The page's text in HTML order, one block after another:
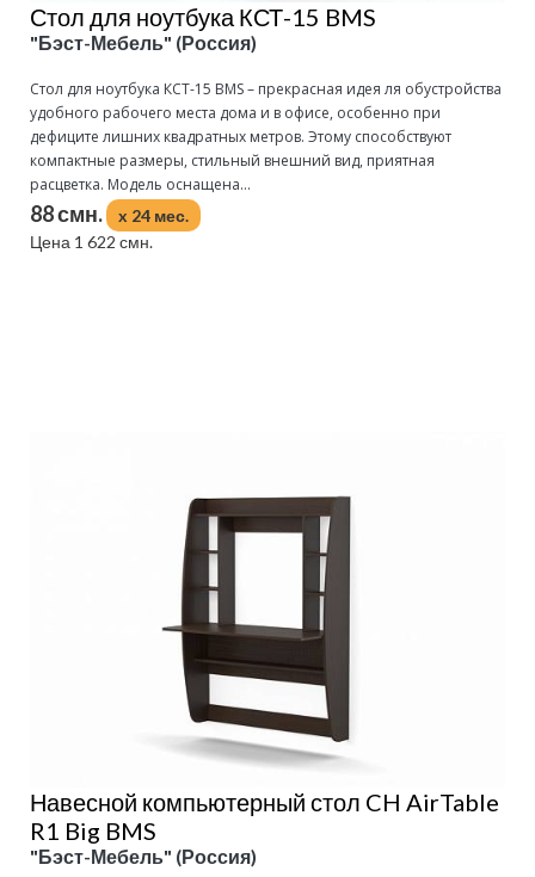
Стол для ноутбука КСТ-15 BMS
"Бэст-Мебель" (Россия)
Стол для ноутбука КСТ-15 BMS – прекрасная идея ля обустройства
удобного рабочего места дома и в офисе, особенно при
дефиците лишних квадратных метров. Этому способствуют
компактные размеры, стильный внешний вид, приятная
расцветка. Модель оснащена...
88 смн.
x 24 мес.
Цена 1 622 смн.
Навесной компьютерный стол CH AirTable
R1 Big BMS
"Бэст-Мебель" (Россия)